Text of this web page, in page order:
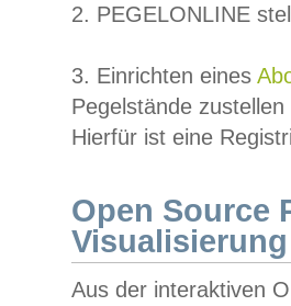
2. PEGELONLINE
3. Einrichten eines
Pegelstände
Hierfür ist eine
Open Source
Visualisierung
Aus der interaktiven